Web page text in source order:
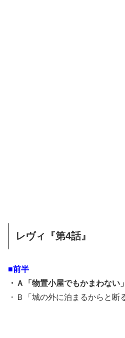
レヴィ『第4話』
■前半
・Ａ「物置小屋でもかまわない
・Ｂ「城の外に泊まるからと断